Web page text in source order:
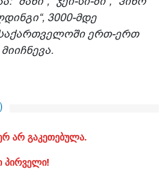
3000-მდე
ერთ-ერთ
)
არ გაკეთებულა.
პირველი!